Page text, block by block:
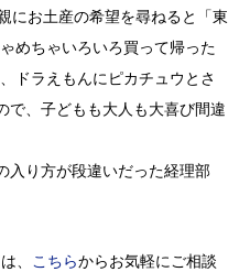
にお土産の希望を尋ねると「東
めちゃいろいろ買って帰った
ラえもんにピカチュウとさ
で、子どもも大人も大喜び間違
入り方が段違いだった経理部
、 こちらからお気軽にご相談